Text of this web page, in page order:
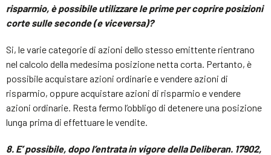
risparmio, è possibileutilizzare le prime per coprire posizioni
corte sulle seconde (e viceversa)?
Si, le varie categorie di azioni dello stesso emittente rientrano
nel calcolo della medesima posizione netta corta. Pertanto, è
possibile acquistare azioni ordinarie e vendere azioni di
risparmio, oppure acquistare azioni di risparmio e vendere
azioni ordinarie. Resta fermo l’obbligo di detenere una posizione
lunga prima di effettuare le vendite.
8. E’ possibile, dopo l’entrata in vigore della Deliberan. 17902,